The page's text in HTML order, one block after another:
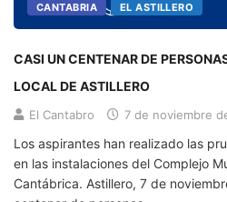
CANTABRIA EL ASTILLERO
CASI UN CENTENAR DE PERSONAS ASPIRAN A LA POLICÍA
LOCAL DE ASTILLERO
El Cantabro 7 de noviembre
Los aspirantes han realizado las
en las instalaciones del Complejo
Cantábrica. Astillero, 7 de